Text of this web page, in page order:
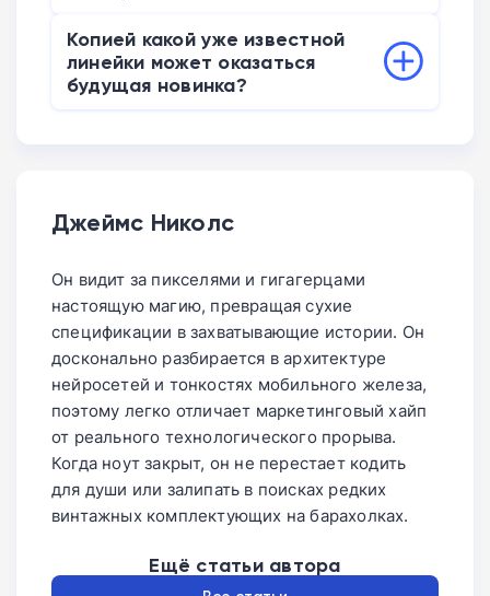
коммерческих магазинов ожидается в
июле.
Копией какой уже известной
линейки может оказаться
будущая новинка?
Джеймс Николс
Он видит за пикселями и гигагерцами
настоящую магию, превращая сухие
спецификации в захватывающие истории. Он
досконально разбирается в архитектуре
нейросетей и тонкостях мобильного железа,
поэтому легко отличает маркетинговый хайп
от реального технологического прорыва.
Когда ноут закрыт, он не перестает кодить
для души или залипать в поисках редких
винтажных комплектующих на барахолках.
Ещё статьи автора